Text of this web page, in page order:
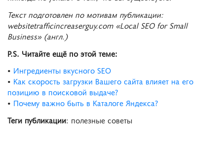
Текст подготовлен по мотивам публикации:
websitetrafficincreaserguy.com «Local SEO for Small
Business» (англ.)
P.S. Читайте ещё по этой теме:
• Ингредиенты вкусного SEO
• Как скорость загрузки Вашего сайта влияет на его
позицию в поисковой выдаче?
• Почему важно быть в Каталоге Яндекса?
Теги публикации: полезные советы